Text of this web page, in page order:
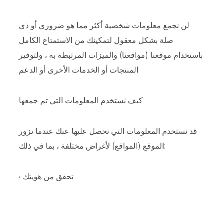
لن نجمع معلومات شخصية أكثر مما هو ضروري أو ذي
صلة بشكل معقول لتمكينك من الاستمتاع الكامل
باستخدام موقعنا (مواقعنا) والميزات المرتبطة به ، ولتوفير
المنتجات أو الخدمات الأخرى أو الدعم.
كيف نستخدم المعلومات التي تم جمعها
قد نستخدم المعلومات التي نحصل عليها عنك عندما تزور
الموقع (المواقع) لأغراض مختلفة ، بما في ذلك:
• تحقق من هويتك